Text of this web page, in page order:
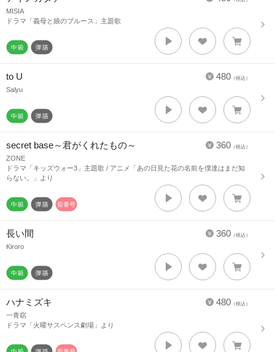
MISIA
ドラマ「義母と娘のブルース」主題歌
480 （税込）
to U
Salyu
360 （税込）
secret base～君がくれたもの～
ZONE
ドラマ「キッズウォー3」主題歌 / アニメ「あの日見た花の名前を僕達はまだ知
らない。」より
360 （税込）
長い間
Kiroro
480 （税込）
ハナミズキ
一青窈
ドラマ「火曜サスペンス劇場」より